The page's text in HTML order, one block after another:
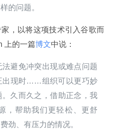
的问题。
，以将这项技术引入谷歌而
上的一篇博文中说：
避免冲突出现或难点问题
出现时……组织可以更巧妙
久而久之，借助正念，我
，帮助我们更轻松、更舒
劲、有压力的情况。